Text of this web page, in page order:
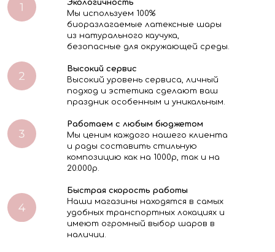
Экологичность
Мы используем 100%
биоразлагаемые латексные шары
из натурального каучука,
безопасные для окружающей среды.
Высокий сервис
Высокий уровень сервиса, личный
подход и эстетика сделают ваш
праздник особенным и уникальным.
Работаем с любым бюджетом
Мы ценим каждого нашего клиента
и рады составить стильную
композицию как на 1000р, так и на
20.000р.
Быстрая скорость работы
Наши магазины находятся в самых
удобных транспортных локациях и
имеют огромный выбор шаров в
наличии.